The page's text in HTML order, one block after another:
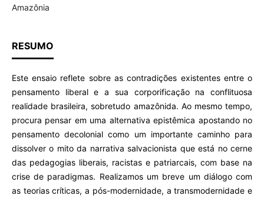
Amazônia
RESUMO
Este ensaio reflete sobre as contradições existentes entre o
pensamento liberal e a sua corporificação na conflituosa
realidade brasileira, sobretudo amazônida. Ao mesmo tempo,
procura pensar em uma alternativa epistêmica apostando no
pensamento decolonial como um importante caminho para
dissolver o mito da narrativa salvacionista que está no cerne
das pedagogias liberais, racistas e patriarcais, com base na
crise de paradigmas. Realizamos um breve um diálogo com
as teorias críticas, a pós-modernidade, a transmodernidade e